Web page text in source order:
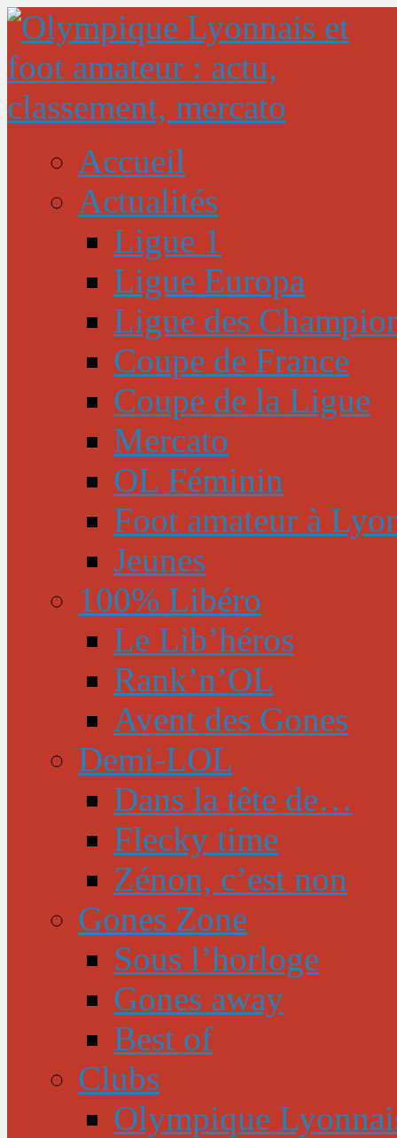
Accueil
Actualités
Ligue 1
Ligue Europa
Ligue des
Coupe de France
Coupe de la Ligue
Mercato
OL Féminin
Foot amateur à
Jeunes
100% Libéro
Le Lib’héros
Rank’n’OL
Avent des Gones
Demi-LOL
Dans la tête de…
Flecky time
Zénon, c’est non
Gones Zone
Sous l’horloge
Gones away
Best of
Clubs
Olympique